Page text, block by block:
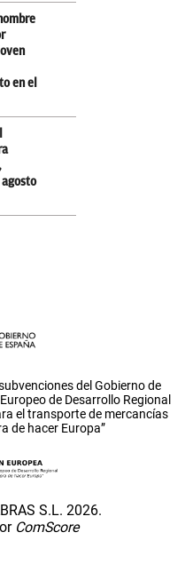
en el
del Gobierno de
de Desarrollo Regional
el transporte de mercancías
de hacer Europa”
S.L. 2026.
ComScore